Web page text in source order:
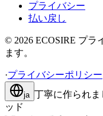
プライバシー
払い戻し
© 2026 ECOSIRE プラ
ます。
·プライバシーポリシー
ja 丁寧に作られま
ッド